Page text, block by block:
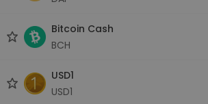
Bitcoin Cash
BCH
USD1
USD1